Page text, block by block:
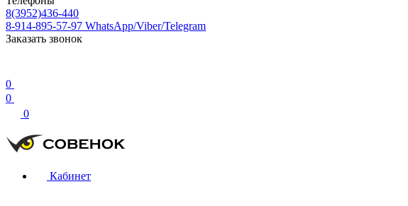
8(3952)436-440
8-914-895-57-97 WhatsApp/Viber/Telegram
Заказать звонок
0
0
0
Кабинет